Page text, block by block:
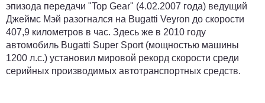
эпизода передачи "Top Gear" (4.02.2007 года) ведущий
Джеймс Мэй разогнался на Bugatti Veyron до скорости
407,9 километров в час. Здесь же в 2010 году
автомобиль Bugatti Super Sport (мощностью машины
1200 л.с.) установил мировой рекорд скорости среди
серийных производимых автотранспортных средств.